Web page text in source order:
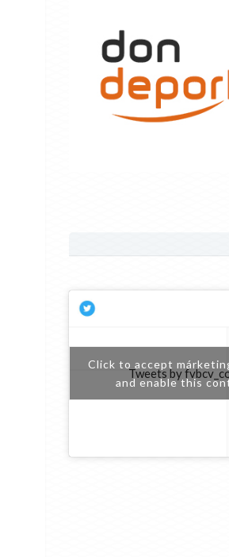
Tweets by
Click to accept
and enable this